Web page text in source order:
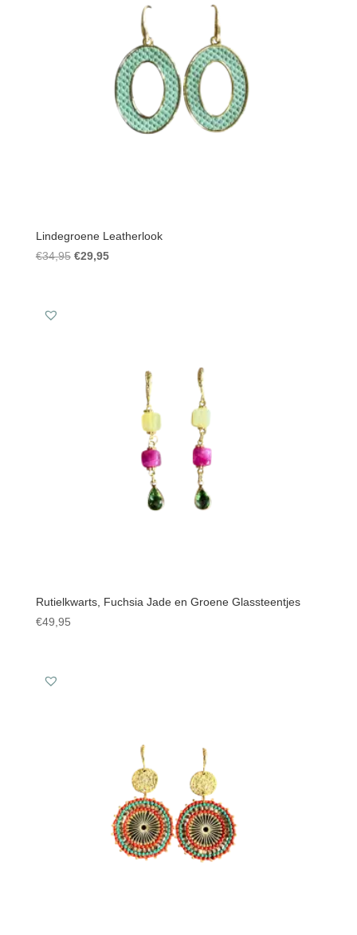
Lindegroene Leatherlook
€34,95 Oorspronkelijke
€29,95Huidige
Rutielkwarts, Fuchsia Jade en Groene Glassteentjes
€49,95